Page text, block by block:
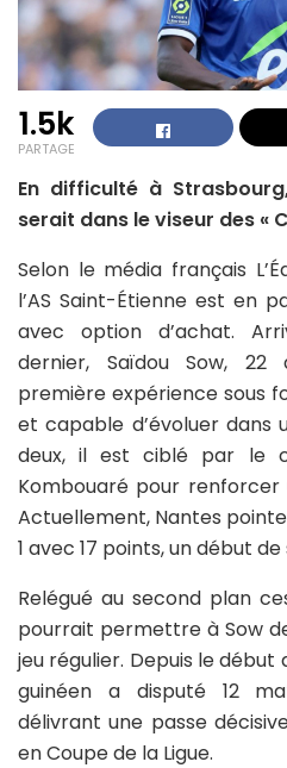
1.5k
PARTAGE
En difficulté à
serait dans le viseur des «
Selon le média français
l’AS Saint-Étienne est en
avec option d’achat.
dernier, Saïdou Sow,
première expérience sous
et capable d’évoluer dans
deux, il est ciblé par le
Kombouaré pour renforcer
Actuellement, Nantes pointe
1 avec 17 points, un début
Relégué au second plan
pourrait permettre à Sow
jeu régulier. Depuis le début
guinéen a disputé 12
délivrant une passe
en Coupe de la Ligue.